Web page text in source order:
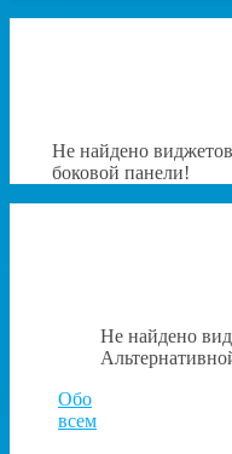
Не найдено
боковой панели!
Не найдено
Обо
всем